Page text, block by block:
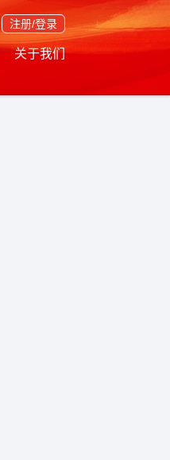
注册/登录
关于我们